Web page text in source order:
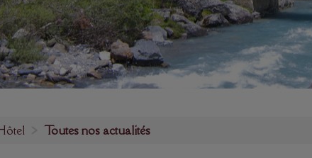
Toutes nos actualités